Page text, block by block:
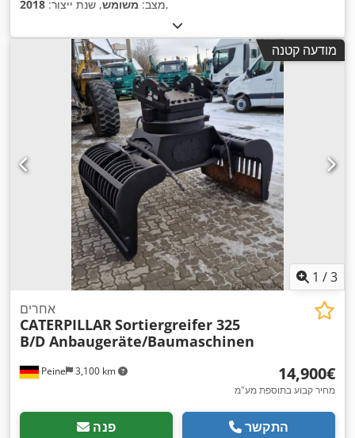
מצב: משומש, שנת ייצור: 2018 ,
מודעה קטנה
1 /3
Peine 3,100 km
אחרים
CATERPILLARSortiergreifer 325
B/D Anbaugeräte/Baumaschinen
‏14,900 ‏€
מחיר קבוע בתוספת מע"מ
פנה התקשר